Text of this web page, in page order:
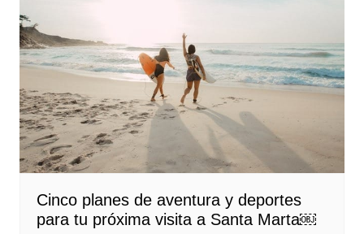
Cinco planes de aventura y deportes
para tu próxima visita a Santa Marta￼